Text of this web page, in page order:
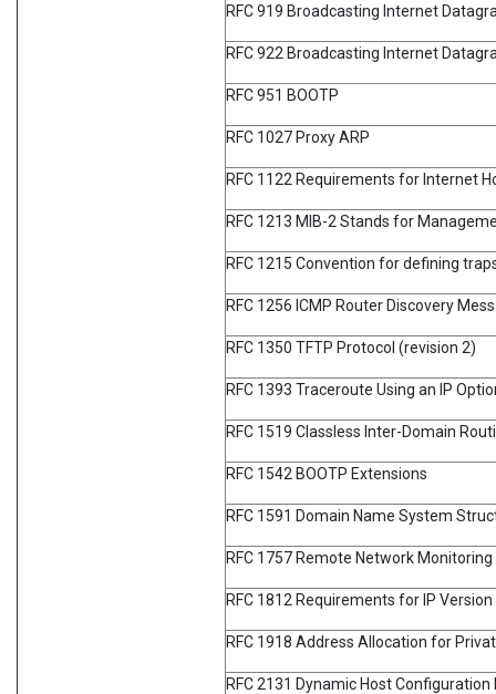
RFC 919 Broadcasting Internet
RFC 922 Broadcasting Internet
RFC 951 BOOTP
RFC 1027 Proxy ARP
RFC 1122 Requirements for Internet
RFC 1213 MIB-2 Stands for
RFC 1215 Convention for defining
RFC 1256 ICMP Router Discovery
RFC 1350 TFTP Protocol (revision 2)
RFC 1393 Traceroute Using an IP
RFC 1519 Classless Inter-Domain
RFC 1542 BOOTP Extensions
RFC 1591 Domain Name System
RFC 1757 Remote Network
RFC 1812 Requirements for IP
RFC 1918 Address Allocation for
RFC 2131 Dynamic Host Configuration